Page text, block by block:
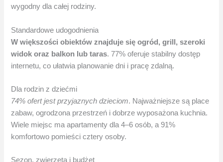
wygodny dla całej rodziny.
Standardowe udogodnienia
W większości obiektów znajduje się ogród, grill, szeroki
widok oraz balkon lub taras. 77% oferuje stabilny dostęp
internetu, co ułatwia planowanie dni i pracę zdalną.
Dla rodzin z dziećmi
74% ofert jest przyjaznych dzieciom. Najważniejsze są place
zabaw, ogrodzona przestrzeń i dobrze wyposażona kuchnia.
Wiele miejsc ma apartamenty dla 4–6 osób, a 91%
komfortowo pomieści cztery osoby.
Sezon, zwierzęta i budżet